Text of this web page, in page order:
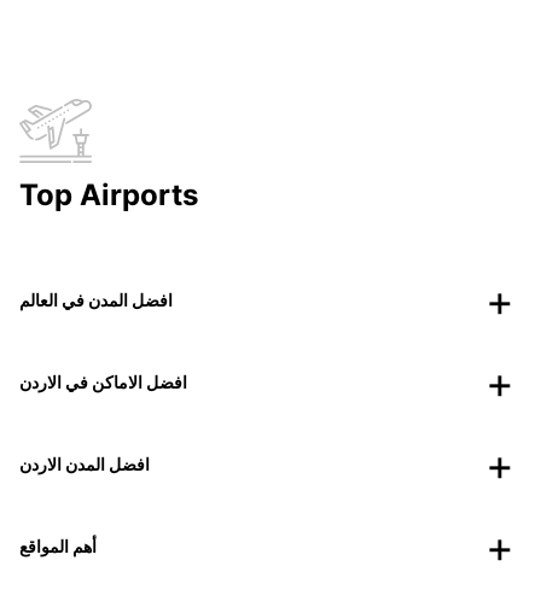
Top Airports
افضل المدن في العالم
افضل الاماكن في الاردن
افضل المدن الاردن
أهم المواقع